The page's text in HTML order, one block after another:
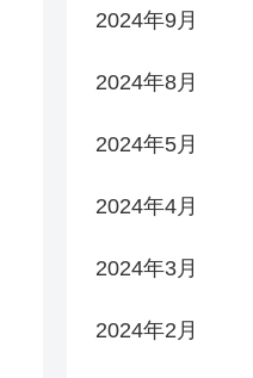
2024年9月
2024年8月
2024年5月
2024年4月
2024年3月
2024年2月